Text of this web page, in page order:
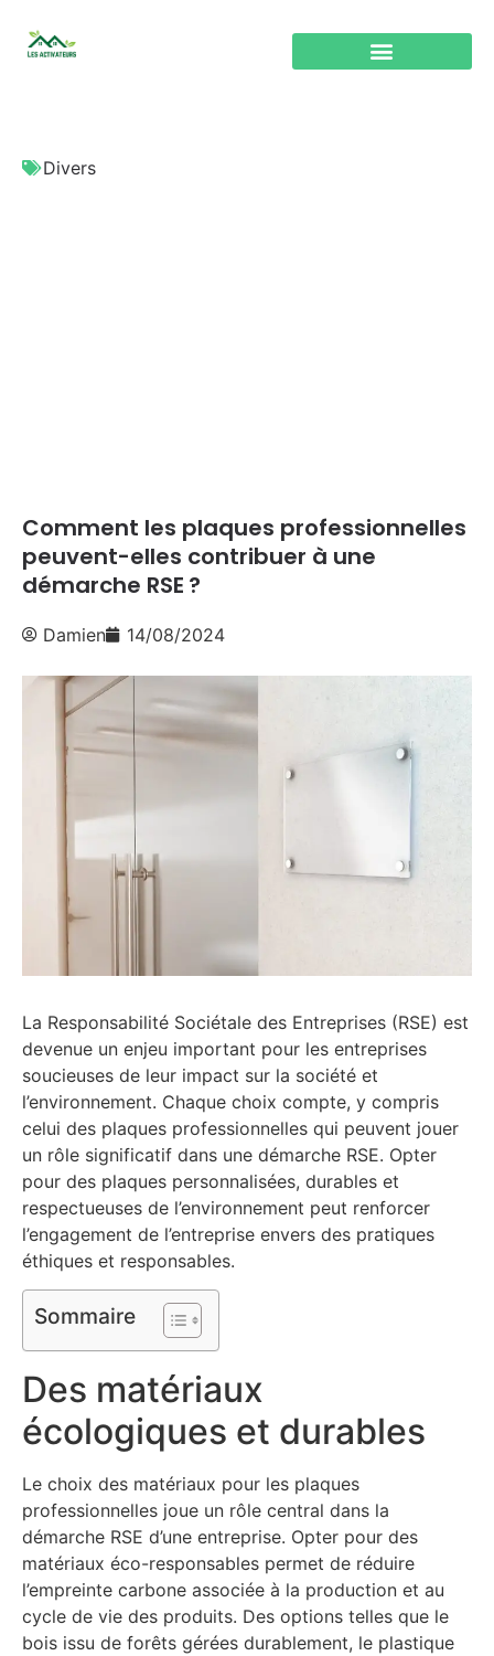
Divers
Comment les plaques professionnelles
peuvent-elles contribuer à une
démarche RSE ?
Damien 14/08/2024
La Responsabilité Sociétale des Entreprises (RSE) est
devenue un enjeu important pour les entreprises
soucieuses de leur impact sur la société et
l’environnement. Chaque choix compte, y compris
celui des plaques professionnelles qui peuvent jouer
un rôle significatif dans une démarche RSE. Opter
pour des plaques personnalisées, durables et
respectueuses de l’environnement peut renforcer
l’engagement de l’entreprise envers des pratiques
éthiques et responsables.
Sommaire
Des matériaux
écologiques et durables
Le choix des matériaux pour les plaques
professionnelles joue un rôle central dans la
démarche RSE d’une entreprise. Opter pour des
matériaux éco-responsables permet de réduire
l’empreinte carbone associée à la production et au
cycle de vie des produits. Des options telles que le
bois issu de forêts gérées durablement, le plastique